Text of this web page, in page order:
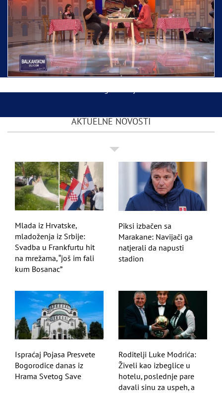
Ispraćaj Pojasa Presvete Bogorodice danas iz
Hrama Svetog Save
AKTUELNE NOVOSTI
Mlada iz Hrvatske,
mladoženja iz Srbije:
Svadba u Frankfurtu hit
na mrežama, “još im fali
kum Bosanac”
Piksi izbačen sa
Marakane: Navijači ga
natjerali da napusti
stadion
Ispraćaj Pojasa Presvete
Bogorodice danas iz
Hrama Svetog Save
Roditelji Luke Modrića:
Živeli kao izbeglice u
hotelu, poslednje pare
davali sinu za uspeh, a